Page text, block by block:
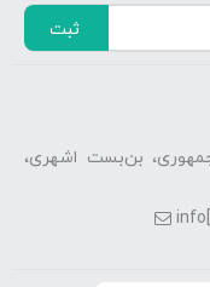
ثبت
بن‌بست اشهری،